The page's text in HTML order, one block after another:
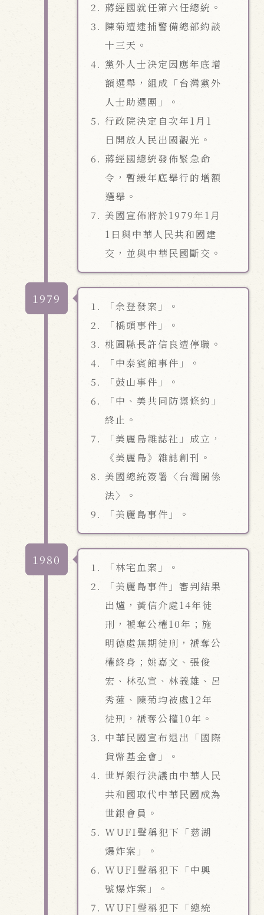
蔣經國就任第六任總統。
陳菊遭逮捕警備總部約談
十三天。
黨外人士決定因應年底增
額選舉，組成「台灣黨外
人士助選團」。
行政院決定自次年1月1
日開放人民出國觀光。
蔣經國總統發佈緊急命
令，暫緩年底舉行的增額
選舉。
美國宣佈將於1979年1月
1日與中華人民共和國建
交，並與中華民國斷交。
1979
「余登發案」。
「橋頭事件」。
桃園縣長許信良遭停職。
「中泰賓館事件」。
「鼓山事件」。
「中、美共同防禦條約」
終止。
「美麗島雜誌社」成立，
《美麗島》雜誌創刊。
美國總統簽署〈台灣關係
法〉。
「美麗島事件」。
1980
「林宅血案」。
「美麗島事件」審判結果
出爐，黃信介處14年徒
刑，褫奪公權10年；施
明德處無期徒刑，褫奪公
權終身；姚嘉文、張俊
宏、林弘宣、林義雄、呂
秀蓮、陳菊均被處12年
徒刑，褫奪公權10年。
中華民國宣布退出「國際
貨幣基金會」。
世界銀行決議由中華人民
共和國取代中華民國成為
世銀會員。
WUFI聲稱犯下「慈湖
爆炸案」。
WUFI聲稱犯下「中興
號爆炸案」。
WUFI聲稱犯下「總統